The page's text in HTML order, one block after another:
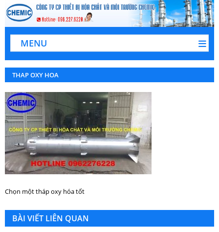
MENU
THAP OXY HOA
Chọn một tháp oxy hóa tốt
BÀI VIẾT LIÊN QUAN